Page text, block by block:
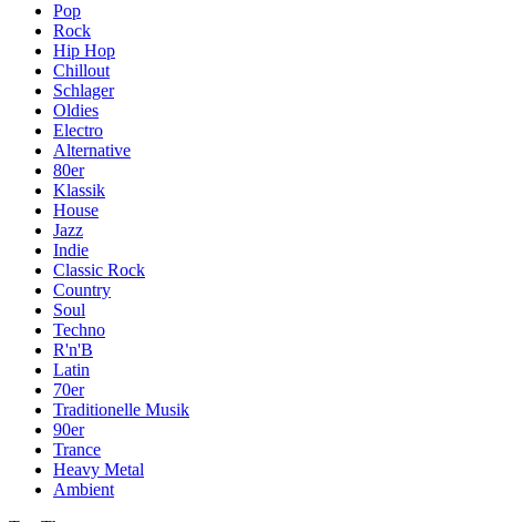
Pop
Rock
Hip Hop
Chillout
Schlager
Oldies
Electro
Alternative
80er
Klassik
House
Jazz
Indie
Classic Rock
Country
Soul
Techno
R'n'B
Latin
70er
Traditionelle Musik
90er
Trance
Heavy Metal
Ambient